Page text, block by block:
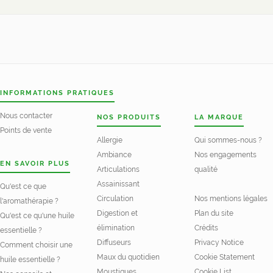
INFORMATIONS PRATIQUES
Nous contacter
Points de vente
EN SAVOIR PLUS
Qu'est ce que
l'aromathérapie ?
Qu'est ce qu'une huile
essentielle ?
Comment choisir une
huile essentielle ?
NOS PRODUITS
Allergie
Ambiance
Articulations
Assainissant
Circulation
Digestion et
élimination
Diffuseurs
Maux du quotidien
LA MARQUE
Qui sommes-nous ?
Nos engagements
qualité
Nos mentions légales
Plan du site
Crédits
Privacy Notice
Cookie Statement